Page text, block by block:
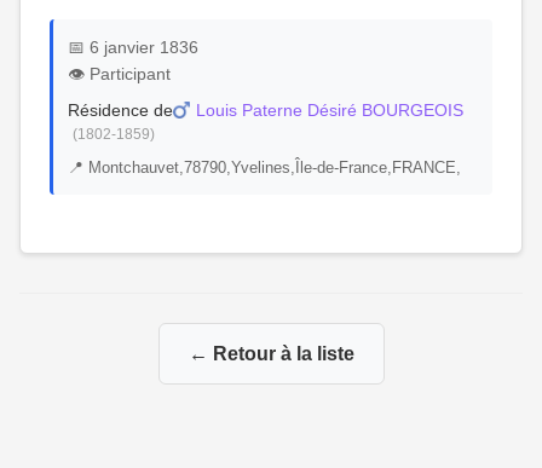
📅 6 janvier 1836
👁️ Participant
Résidence de
Louis Paterne Désiré BOURGEOIS
(1802-1859)
📍 Montchauvet,78790,Yvelines,Île-de-France,FRANCE,
← Retour à la liste